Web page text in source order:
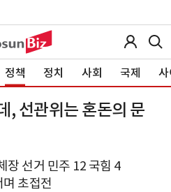
정책 정치 사회 국제 사
, 선관위는 혼돈의 문
장 선거 민주 12 국힘 4
초접전